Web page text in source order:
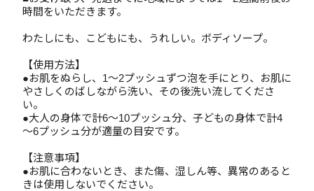
時間をいただきます。
わたしにも、こどもにも、うれしい。ボディソープ。
【使用方法】
●お肌をぬらし、1～2プッシュずつ泡を手にとり、お肌に
やさしくのばしながら洗い、その後洗い流してくださ
い。
●大人の身体で計6～10プッシュ分、子どもの身体で計4
～6プッシュ分が適量の目安です。
【注意事項】
●お肌に合わないとき、また傷、湿しん等、異常のあると
きは使用しないでください。